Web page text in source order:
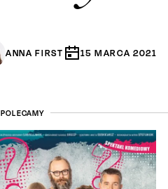
ANNA FIRST 15 MARCA 2021
POLECAMY